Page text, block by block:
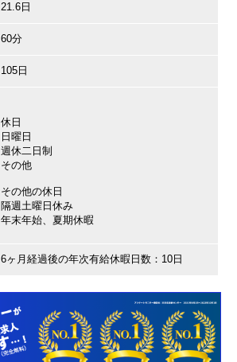
21.6日
60分
105日
休日
日曜日
週休二日制
その他
その他の休日
隔週土曜日休み
年末年始、夏期休暇
6ヶ月経過後の年次有給休暇日数：10日